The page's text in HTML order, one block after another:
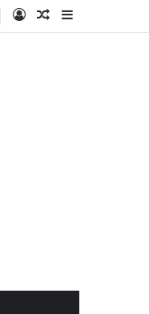
Log InArtigo Aleatório
Sidebar